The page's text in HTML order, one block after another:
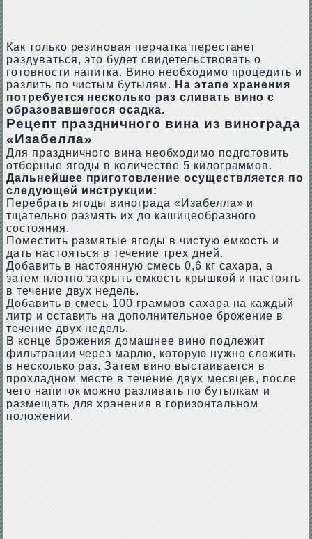
Как только резиновая перчатка перестанет
раздуваться, это будет свидетельствовать о
готовности напитка. Вино необходимо процедить и
разлить по чистым бутылям. На этапе хранения
потребуется несколько раз сливать вино с
образовавшегося осадка.
Рецепт праздничного вина из винограда
«Изабелла»
Для праздничного вина необходимо подготовить
отборные ягоды в количестве 5 килограммов.
Дальнейшее приготовление осуществляется по
следующей инструкции:
Перебрать ягоды винограда «Изабелла» и
тщательно размять их до кашицеобразного
состояния.
Поместить размятые ягоды в чистую емкость и
дать настояться в течение трех дней.
Добавить в настоянную смесь 0,6 кг сахара, а
затем плотно закрыть емкость крышкой и настоять
в течение двух недель.
Добавить в смесь 100 граммов сахара на каждый
литр и оставить на дополнительное брожение в
течение двух недель.
В конце брожения домашнее вино подлежит
фильтрации через марлю, которую нужно сложить
в несколько раз. Затем вино выстаивается в
прохладном месте в течение двух месяцев, после
чего напиток можно разливать по бутылкам и
размещать для хранения в горизонтальном
положении.